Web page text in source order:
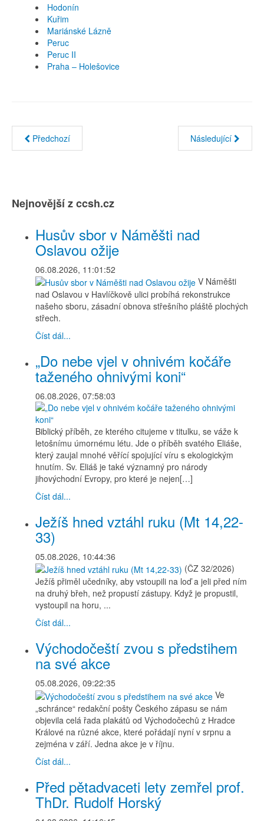
Hodonín
Kuřim
Mariánské Lázně
Peruc
Peruc II
Praha – Holešovice
Předchozí Následující
Nejnovější z ccsh.cz
Husův sbor v Náměšti nad
Oslavou ožije
06.08.2026, 11:01:52
V Náměšti
nad Oslavou v Havlíčkově ulici probíhá rekonstrukce
našeho sboru, zásadní obnova střešního pláště plochých
střech.
Číst dál...
„Do nebe vjel v ohnivém kočáře
taženého ohnivými koni“
06.08.2026, 07:58:03
Biblický příběh, ze kterého citujeme v titulku, se váže k
letošnímu úmornému létu. Jde o příběh svatého Eliáše,
který zaujal mnohé věřící spojující víru s ekologickým
hnutím. Sv. Eliáš je také významný pro národy
jihovýchodní Evropy, pro které je nejen[…]
Číst dál...
Ježíš hned vztáhl ruku (Mt 14,22-
33)
05.08.2026, 10:44:36
(ČZ 32/2026)
Ježíš přiměl učedníky, aby vstoupili na loď a jeli před ním
na druhý břeh, než propustí zástupy. Když je propustil,
vystoupil na horu, ...
Číst dál...
Východočeští zvou s předstihem
na své akce
05.08.2026, 09:22:35
Ve
„schránce“ redakční pošty Českého zápasu se nám
objevila celá řada plakátů od Východočechů z Hradce
Králové na různé akce, které pořádají nyní v srpnu a
zejména v září. Jedna akce je v říjnu.
Číst dál...
Před pětadvaceti lety zemřel prof.
ThDr. Rudolf Horský